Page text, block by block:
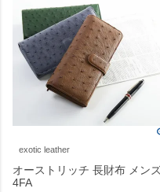
exotic leather
オーストリッチ 長財布 メン
4FA